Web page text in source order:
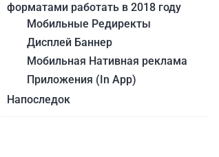
форматами работать в 2018 году
Мобильные Редиректы
Дисплей Баннер
Мобильная Нативная реклама
Приложения (In App)
Напоследок